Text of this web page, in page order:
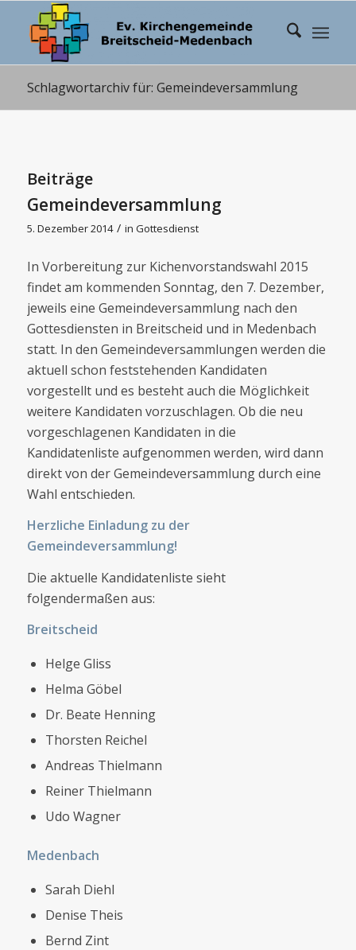
Schlagwortarchiv für: Gemeindeversammlung
Beiträge
Gemeindeversammlung
5. Dezember 2014 / in Gottesdienst
In Vorbereitung zur Kichenvorstandswahl 2015
findet am kommenden Sonntag, den 7. Dezember,
jeweils eine Gemeindeversammlung nach den
Gottesdiensten in Breitscheid und in Medenbach
statt. In den Gemeindeversammlungen werden die
aktuell schon feststehenden Kandidaten
vorgestellt und es besteht auch die Möglichkeit
weitere Kandidaten vorzuschlagen. Ob die neu
vorgeschlagenen Kandidaten in die
Kandidatenliste aufgenommen werden, wird dann
direkt von der Gemeindeversammlung durch eine
Wahl entschieden.
Herzliche Einladung zu der
Gemeindeversammlung!
Die aktuelle Kandidatenliste sieht
folgendermaßen aus:
Breitscheid
Helge Gliss
Helma Göbel
Dr. Beate Henning
Thorsten Reichel
Andreas Thielmann
Reiner Thielmann
Udo Wagner
Medenbach
Sarah Diehl
Denise Theis
Bernd Zint